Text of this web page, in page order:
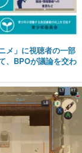
メ」に視聴者の一部
、BPOが議論を交わ